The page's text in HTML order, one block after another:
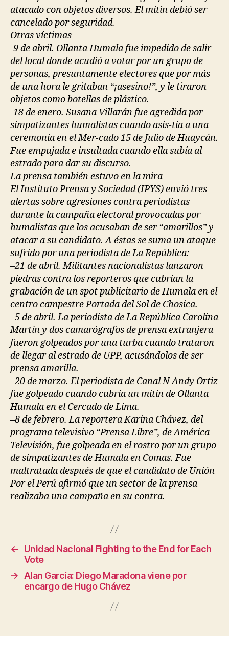
atacado con objetos diversos. El mitin debió ser
cancelado por seguridad.
Otras víctimas
-9 de abril. Ollanta Humala fue impedido de salir
del local donde acudió a votar por un grupo de
personas, presuntamente electores que por más
de una hora le gritaban “¡asesino!”, y le tiraron
objetos como botellas de plástico.
-18 de enero. Susana Villarán fue agredida por
simpatizantes humalistas cuando asis-tía a una
ceremonia en el Mer-cado 15 de Julio de Huaycán.
Fue empujada e insultada cuando ella subía al
estrado para dar su discurso.
La prensa también estuvo en la mira
El Instituto Prensa y Sociedad (IPYS) envió tres
alertas sobre agresiones contra periodistas
durante la campaña electoral provocadas por
humalistas que los acusaban de ser “amarillos” y
atacar a su candidato. A éstas se suma un ataque
sufrido por una periodista de La República:
–21 de abril. Militantes nacionalistas lanzaron
piedras contra los reporteros que cubrían la
grabación de un spot publicitario de Humala en el
centro campestre Portada del Sol de Chosica.
–5 de abril. La periodista de La República Carolina
Martín y dos camarógrafos de prensa extranjera
fueron golpeados por una turba cuando trataron
de llegar al estrado de UPP, acusándolos de ser
prensa amarilla.
–20 de marzo. El periodista de Canal N Andy Ortiz
fue golpeado cuando cubría un mitin de Ollanta
Humala en el Cercado de Lima.
–8 de febrero. La reportera Karina Chávez, del
programa televisivo “Prensa Libre”, de América
Televisión, fue golpeada en el rostro por un grupo
de simpatizantes de Humala en Comas. Fue
maltratada después de que el candidato de Unión
Por el Perú afirmó que un sector de la prensa
realizaba una campaña en su contra.
←
Unidad Nacional Fighting to the End for Each
Vote
→
Alan García: Diego Maradona viene por
encargo de Hugo Chávez